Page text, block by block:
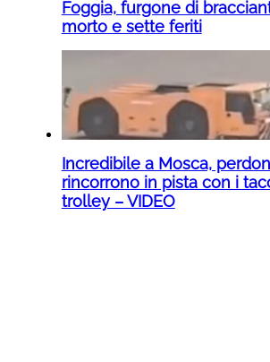
Foggia, furgone di
morto e sette feriti
Incredibile a Mosca,
rincorrono in pista con i
trolley – VIDEO